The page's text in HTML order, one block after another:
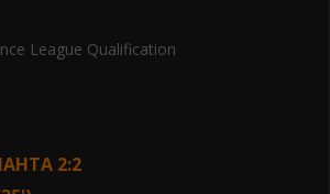
League Qualification
2:2